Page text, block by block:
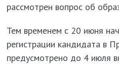
рассмотрен вопрос об
Тем временем с 20 июня
регистрации кандидата в
предусмотрено до 4 июля